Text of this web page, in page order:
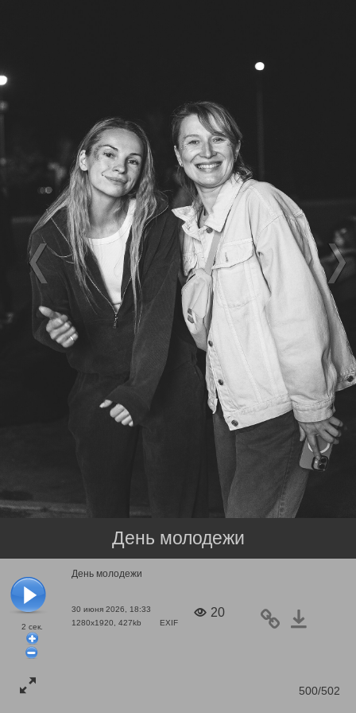
2 сек.
День молодежи
30 июня 2026, 18:33
1280x1920, 427kb
EXIF
20
500/502
День молодежи